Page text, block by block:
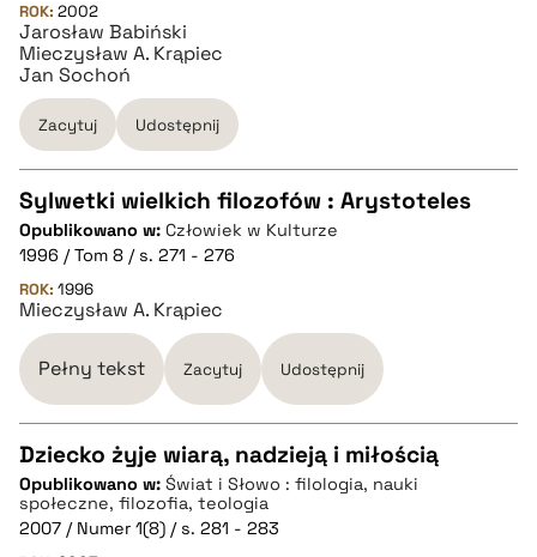
BIBTEX
pobierz cytat
ROK: 2002
Jarosław Babiński
Mieczysław A. Krąpiec
Jan Sochoń
Zacytuj Udostępnij
CZYSTY TEKST
pobierz cytat
pobierz cytat
Sylwetki wielkich filozofów : Arystoteles
Opublikowano w: Człowiek w Kulturze
1996 / Tom 8 / s. 271 - 276
ROK: 1996
Mieczysław A. Krąpiec
Pełny tekst Zacytuj Udostępnij
CZYSTY TEKST
Dziecko żyje wiarą, nadzieją i miłością
Opublikowano w: Świat i Słowo : filologia, nauki
społeczne, filozofia, teologia
2007 / Numer 1(8) / s. 281 - 283